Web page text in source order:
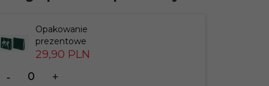
Opakowanie
prezentowe
29,90 PLN
dla